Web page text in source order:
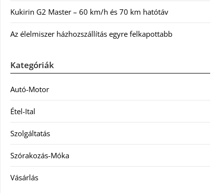
Kukirin G2 Master – 60 km/h és 70 km hatótáv
Az élelmiszer házhozszállítás egyre felkapottabb
Kategóriák
Autó-Motor
Étel-Ital
Szolgáltatás
Szórakozás-Móka
Vásárlás